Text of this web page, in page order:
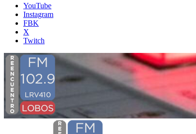
YouTube
Instagram
FBK
X
Twitch